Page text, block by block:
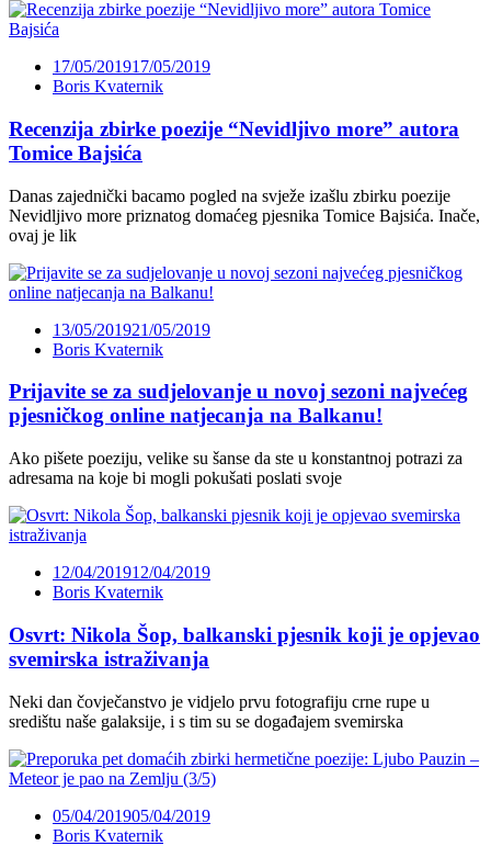
17/05/201917/05/2019
Boris Kvaternik
Recenzija zbirke poezije “Nevidljivo more” autora
Tomice Bajsića
Danas zajednički bacamo pogled na svježe izašlu zbirku poezije
Nevidljivo more priznatog domaćeg pjesnika Tomice Bajsića. Inače,
ovaj je lik
13/05/201921/05/2019
Boris Kvaternik
Prijavite se za sudjelovanje u novoj sezoni najvećeg
pjesničkog online natjecanja na Balkanu!
Ako pišete poeziju, velike su šanse da ste u konstantnoj potrazi za
adresama na koje bi mogli pokušati poslati svoje
12/04/201912/04/2019
Boris Kvaternik
Osvrt: Nikola Šop, balkanski pjesnik koji je opjevao
svemirska istraživanja
Neki dan čovječanstvo je vidjelo prvu fotografiju crne rupe u
središtu naše galaksije, i s tim su se događajem svemirska
05/04/201905/04/2019
Boris Kvaternik